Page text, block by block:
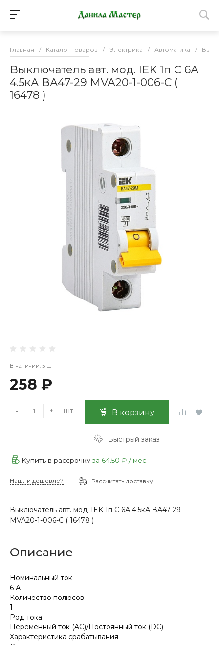
Главная / Каталог товаров / Электрика / Автоматика /
Выключатель авт. мод. IEK 1п C 6А
4.5кА ВА47-29 MVA20-1-006-C (
16478 )
В наличии: 5 шт
258 ₽
- + шт. В корзину
Быстрый заказ
Купить в рассрочку за 64.50 ₽ / мес.
Нашли дешевле? Рассчитать доставку
Выключатель авт. мод. IEK 1п C 6А 4.5кА ВА47-29
MVA20-1-006-C ( 16478 )
Описание
Номинальный ток
6 А
Количество полюсов
1
Род тока
Переменный ток (AC)/Постоянный ток (DC)
Характеристика срабатывания